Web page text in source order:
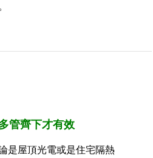
管齊下才有效
是屋頂光電或是住宅隔熱